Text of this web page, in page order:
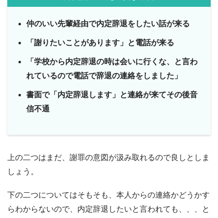
仲のいい先輩経由で内定辞退をしたい話が来る
「謝りたいことがあります」と電話が来る
「学校から内定辞退の時は会いに行くな、と言わ
れているので電話で辞退の連絡をしました」
書面で「内定辞退します」と連絡が来てその後音
信不通
上の二つはまだ、謝罪の意図が汲み取れるので良しとしま
しょう。
下の二つについてはそもそも、本人からの連絡かどうかす
らわからないので、内定辞退したいと言われても、、、と